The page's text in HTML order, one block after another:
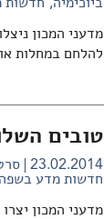
ביוכימיה חדשות
מדעני המכון
להלחם במחלות
טובים
23.02.2014
חדשות מדע בשפה
מדעני המכון